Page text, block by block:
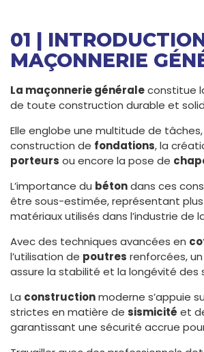
01 |
MAÇONNERIE
La maçonnerie généraleconstitue
de toute construction durable et
Elle englobe une multitude de
construction de fondations, la
porteurs ou encore la pose de
L’importance du bétondans ces
être sous-estimée, représentant plus
matériaux utilisés dans l’industrie de
Avec des techniques avancées en
l’utilisation de poutres renforcées,
assure la stabilité et la longévité des
La constructionmoderne s’appuie
strictes en matière de sismicité et
garantissant une sécurité accrue